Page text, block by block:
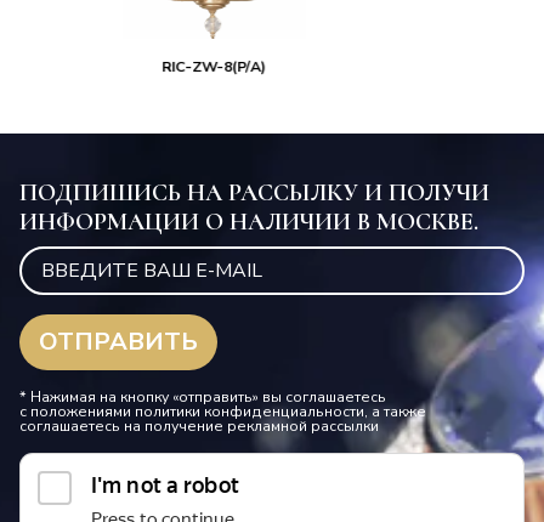
ROM-ZW-6+1(BZ/A)
ПОДПИШИСЬ НА РАССЫЛКУ И ПОЛУЧИ
ИНФОРМАЦИИ О НАЛИЧИИ В МОСКВЕ.
* Нажимая на кнопку «отправить» вы соглашаетесь
с положениями политики конфиденциальности, а также
соглашаетесь на получение рекламной рассылки